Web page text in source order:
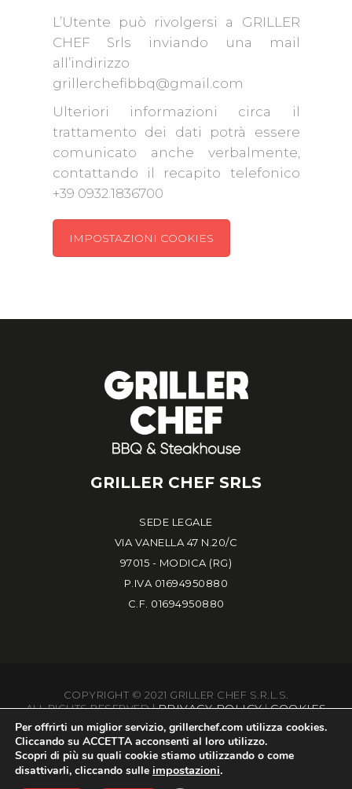
L’Utente può rivolgersi a GRILLER
CHEF Srls inviando una mail
all’indirizzo
grillerchefibbq@gmail.com
Ulteriori informazioni circa il
trattamento dei dati potrà essere
comunicato anche verbalmente,
contattando il recapito telefonico
+39 0932.1836700
IMPOSTAZIONI COOKIES
GRILLER CHEF SRLS
SEDE LEGALE
VIA VANELLA 47 N.20/C
97015 - MODICA (RG)
P.IVA 01694950880
C.F. 01694950880
COPYRIGHT © 2021 GRILLER CHEF S.R.L.S.
ALL RIGHTS RESERVED |PRIVACY POLICY|COOKIES
POWERED BYBS MARKETING
Per offrirti un miglior servizio, grillerchef.com utilizza cookies.
Cliccando su ACCETTA acconsenti al loro utilizzo.
Scopri di più su quali cookie stiamo utilizzando o come
disattivarli, cliccando sulle impostazioni.